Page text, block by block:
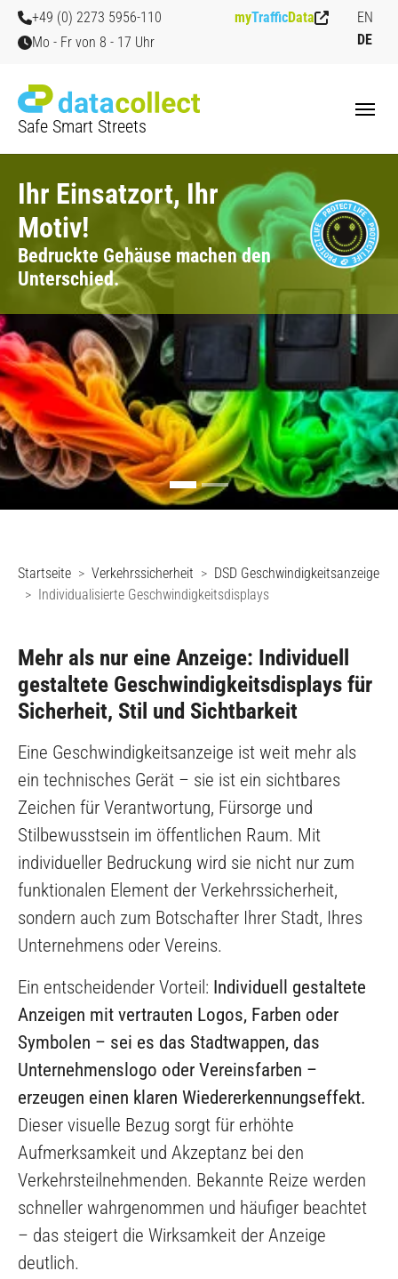
Zum Hauptinhalt springen
Skip to page footer
+49 (0) 2273 5956-110
Mo - Fr von 8 - 17 Uhr
myTrafficData
EN
DE
Safe Smart Streets
Ihr Einsatzort, Ihr
Motiv!
Bedruckte Gehäuse machen den
Unterschied.
Startseite Verkehrssicherheit
DSD Geschwindigkeitsanzeige
Individualisierte Geschwindigkeitsdisplays
Mehr als nur eine Anzeige: Individuell
gestaltete Geschwindigkeitsdisplays für
Sicherheit, Stil und Sichtbarkeit
Eine Geschwindigkeitsanzeige ist weit mehr als
ein technisches Gerät – sie ist ein sichtbares
Zeichen für Verantwortung, Fürsorge und
Stilbewusstsein im öffentlichen Raum. Mit
individueller Bedruckung wird sie nicht nur zum
funktionalen Element der Verkehrssicherheit,
sondern auch zum Botschafter Ihrer Stadt, Ihres
Unternehmens oder Vereins.
Ein entscheidender Vorteil: Individuell gestaltete
Anzeigen mit vertrauten Logos, Farben oder
Symbolen – sei es das Stadtwappen, das
Unternehmenslogo oder Vereinsfarben –
erzeugen einen klaren Wiedererkennungseffekt.
Dieser visuelle Bezug sorgt für erhöhte
Aufmerksamkeit und Akzeptanz bei den
Verkehrsteilnehmenden. Bekannte Reize werden
schneller wahrgenommen und häufiger beachtet
– das steigert die Wirksamkeit der Anzeige
deutlich.